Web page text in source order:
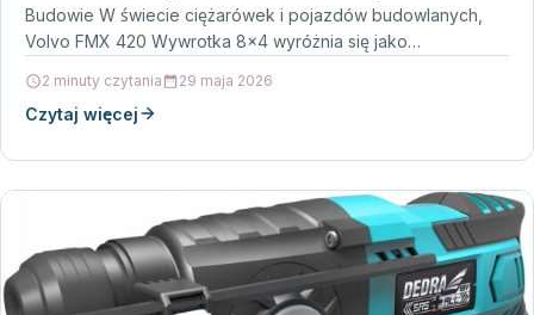
Budowie W świecie ciężarówek i pojazdów budowlanych,
Volvo FMX 420 Wywrotka 8×4 wyróżnia się jako…
2 minuty czytania 29 maja 2026
Czytaj więcej